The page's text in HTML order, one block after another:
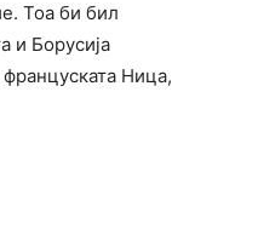
Тоа би бил
и Борусија
Ница,